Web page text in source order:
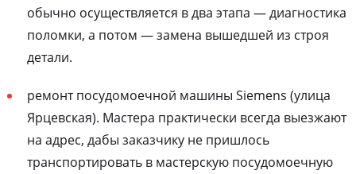
обычно осуществляется в два этапа — диагностика
поломки, а потом — замена вышедшей из строя
детали.
ремонт посудомоечной машины Siemens (улица
Ярцевская). Мастера практически всегда выезжают
на адрес, дабы заказчику не пришлось
транспортировать в мастерскую посудомоечную